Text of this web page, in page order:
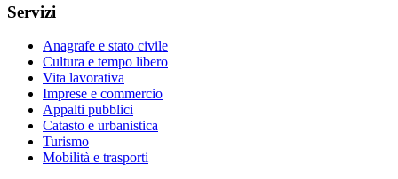
Servizi
Anagrafe e stato civile
Cultura e tempo libero
Vita lavorativa
Imprese e commercio
Appalti pubblici
Catasto e urbanistica
Turismo
Mobilità e trasporti